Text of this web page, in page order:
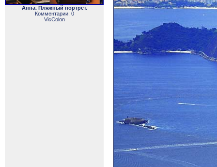
Анна. Пляжный портрет.
Комментарии: 0
VicColon